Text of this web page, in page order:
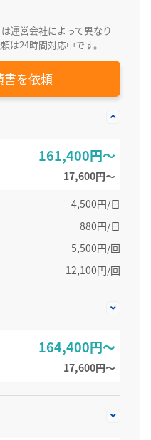
運営会社によって異なり
は24時間対応中です。
書を依頼
161,400円～
17,600円〜
4,500円/日
880円/日
5,500円/回
12,100円/回
164,400円～
17,600円〜